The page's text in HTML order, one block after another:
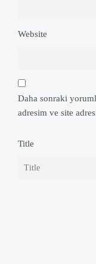
Website
Daha sonraki
adresim ve site
Title